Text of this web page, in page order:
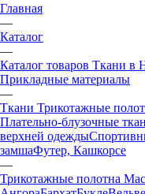
Главная
—
Каталог
—
Каталог товаров Ткани в
Прикладные материалы
—
Ткани Трикотажные
Плательно-блузочные
верхней одежды
замшаФутер, Кашкорсе
—
Трикотажные полотна